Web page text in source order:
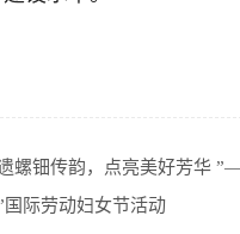
螺钿传韵，点亮美好芳华
国际劳动妇女节活动